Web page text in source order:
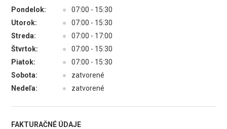
Pondelok: ●
07:00 - 15:30
Utorok:
●
07:00 - 15:30
Streda:
●
07:00 - 17:00
Štvrtok:
●
07:00 - 15:30
Piatok:
●
07:00 - 15:30
Sobota:
●
zatvorené
Nedeľa:
● zatvorené
FAKTURAČNÉ ÚDAJE